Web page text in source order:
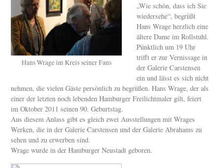
Hans Wrage im Kreis seiner Fans
„Wie schön, dass ich Sie
wiedersehe“, begrüßt
Hans Wrage herzlich eine
ältere Dame im Rollstuhl.
Pünktlich um 19 Uhr
trifft er zur Vernissage in
der Galerie Carstensen
ein und lässt es sich nicht
nehmen, die vielen Gäste persönlich zu begrüßen. Hans Wrage, der als
einer der letzten noch lebenden Hamburger Freilichtmaler gilt, feiert
im Oktober 2011 seinen 90. Geburtstag.
Aus diesem Anlass gibt es gleich zwei Ausstellungen mit Wrages
Werken, die in der Galerie Carstensen und der Galerie Abrahams zu
sehen und zu erwerben sind.
Wrage wurde in der Hamburger Neustadt geboren.